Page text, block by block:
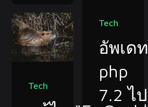
Tech
อัพเดท
php
7.2 ไป
Tech